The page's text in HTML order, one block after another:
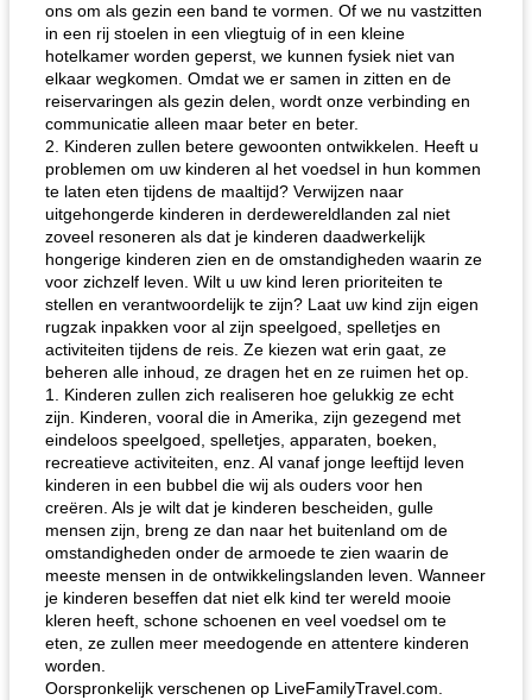
ons om als gezin een band te vormen. Of we nu vastzitten
in een rij stoelen in een vliegtuig of in een kleine
hotelkamer worden geperst, we kunnen fysiek niet van
elkaar wegkomen. Omdat we er samen in zitten en de
reiservaringen als gezin delen, wordt onze verbinding en
communicatie alleen maar beter en beter.
2. Kinderen zullen betere gewoonten ontwikkelen. Heeft u
problemen om uw kinderen al het voedsel in hun kommen
te laten eten tijdens de maaltijd? Verwijzen naar
uitgehongerde kinderen in derdewereldlanden zal niet
zoveel resoneren als dat je kinderen daadwerkelijk
hongerige kinderen zien en de omstandigheden waarin ze
voor zichzelf leven. Wilt u uw kind leren prioriteiten te
stellen en verantwoordelijk te zijn? Laat uw kind zijn eigen
rugzak inpakken voor al zijn speelgoed, spelletjes en
activiteiten tijdens de reis. Ze kiezen wat erin gaat, ze
beheren alle inhoud, ze dragen het en ze ruimen het op.
1. Kinderen zullen zich realiseren hoe gelukkig ze echt
zijn. Kinderen, vooral die in Amerika, zijn gezegend met
eindeloos speelgoed, spelletjes, apparaten, boeken,
recreatieve activiteiten, enz. Al vanaf jonge leeftijd leven
kinderen in een bubbel die wij als ouders voor hen
creëren. Als je wilt dat je kinderen bescheiden, gulle
mensen zijn, breng ze dan naar het buitenland om de
omstandigheden onder de armoede te zien waarin de
meeste mensen in de ontwikkelingslanden leven. Wanneer
je kinderen beseffen dat niet elk kind ter wereld mooie
kleren heeft, schone schoenen en veel voedsel om te
eten, ze zullen meer meedogende en attentere kinderen
worden.
Oorspronkelijk verschenen op LiveFamilyTravel.com.